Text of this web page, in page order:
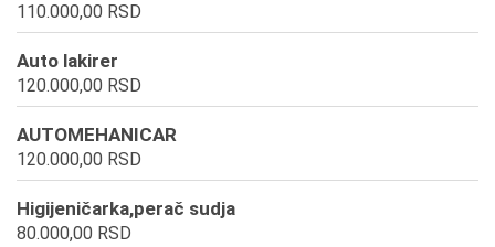
110.000,00 RSD
Auto lakirer
120.000,00 RSD
AUTOMEHANICAR
120.000,00 RSD
Higijeničarka,perač sudja
80.000,00 RSD